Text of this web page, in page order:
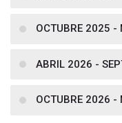
OCTUBRE 2025 -
ABRIL 2026 -
OCTUBRE 2026 -